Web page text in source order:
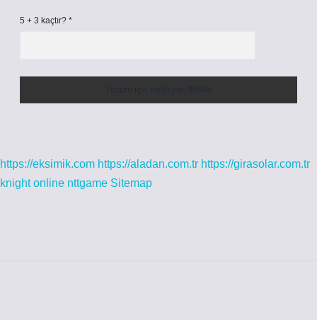
5 + 3 kaçtır? *
https://eksimik.com https://aladan.com.tr https://girasolar.com.tr
knight online nttgame Sitemap